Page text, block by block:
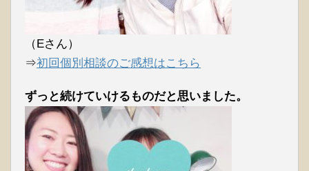
（Eさん）
⇒初回個別相談のご感想はこちら
ずっと続けていけるものだと思いました。